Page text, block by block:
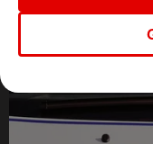
L'ACTU DES